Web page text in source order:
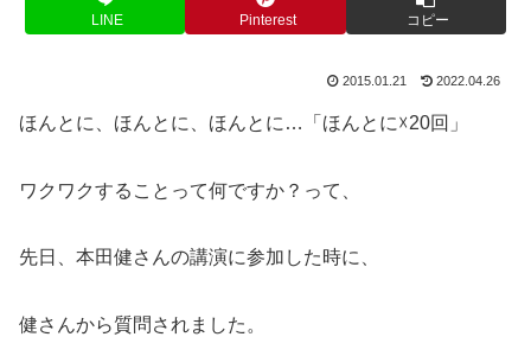
LINE Pinterest コピー
2015.01.21 2022.04.26
ほんとに、ほんとに、ほんとに…「ほんとに☓20回」
ワクワクすることって何ですか？って、
先日、本田健さんの講演に参加した時に、
健さんから質問されました。